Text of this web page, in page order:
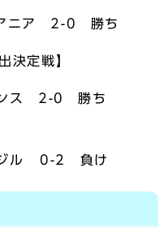
ニア 2-0 勝ち
決定戦】
ス 2-0 勝ち
ル 0-2 負け